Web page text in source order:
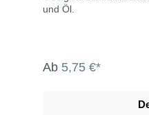
und Öl.
Ab 5,75 €*